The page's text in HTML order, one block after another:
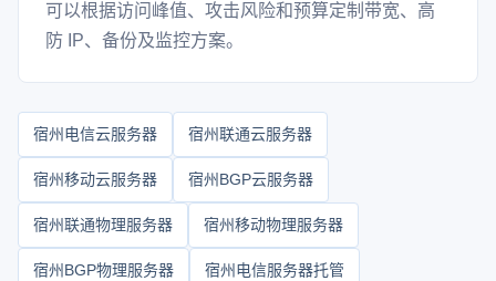
可以根据访问峰值、攻击风险和预算定制带宽、高
防 IP、备份及监控方案。
宿州电信云服务器 宿州联通云服务器
宿州移动云服务器 宿州BGP云服务器
宿州联通物理服务器 宿州移动物理服务器
宿州BGP物理服务器 宿州电信服务器托管